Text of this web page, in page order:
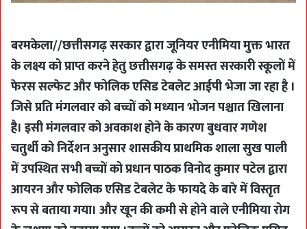
बरमकेला//छत्तीसगढ़ सरकार द्वारा जूनियर एनीमिया मुक्त भारत
के लक्ष्य को प्राप्त करने हेतु छत्तीसगढ़ के समस्त सरकारी स्कूलों में
फेरस सल्फेट और फोलिक एसिड टेबलेट आईपी भेजा जा रहा है ।
जिसे प्रति मंगलवार को बच्चों को मध्यान भोजन पश्चात खिलाना
है। इसी मंगलवार को अवकाश होने के कारण बुधवार गणेश
चतुर्थी को निर्देशन अनुसार शासकीय प्राथमिक शाला सुख पाली
में उपस्थित सभी बच्चों को प्रधान पाठक विनोद कुमार पटेल द्वारा
आयरन और फोलिक एसिड टेबलेट के फायदे के बारे में विस्तृत
रूप से बताया गया। और खून की कमी से होने वाले एनीमिया रोग